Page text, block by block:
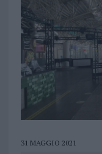
31 MAGGIO 2021